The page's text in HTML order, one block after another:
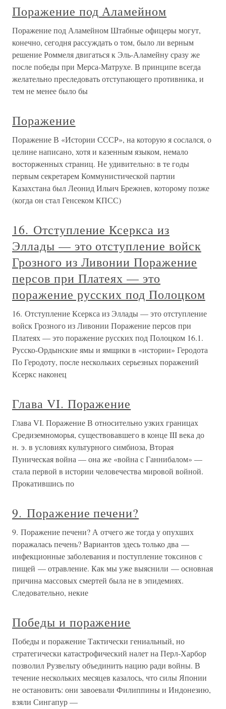
Поражение под Аламейном
Поражение под Аламейном Штабные офицеры могут,
конечно, сегодня рассуждать о том, было ли верным
решение Роммеля двигаться к Эль-Аламейну сразу же
после победы при Мерса-Матрухе. В принципе всегда
желательно преследовать отступающего противника, и
тем не менее было бы
Поражение
Поражение В «Истории СССР», на которую я сослался, о
целине написано, хотя и казенным языком, немало
восторженных страниц. Не удивительно: в те годы
первым секретарем Коммунистической партии
Казахстана был Леонид Ильич Брежнев, которому позже
(когда он стал Генсеком КПСС)
16. Отступление Ксеркса из
Эллады — это отступление войск
Грозного из Ливонии Поражение
персов при Платеях — это
поражение русских под Полоцком
16. Отступление Ксеркса из Эллады — это отступление
войск Грозного из Ливонии Поражение персов при
Платеях — это поражение русских под Полоцком 16.1.
Русско-Ордынские ямы и ямщики в «истории» Геродота
По Геродоту, после нескольких серьезных поражений
Ксеркс наконец
Глава VI. Поражение
Глава VI. Поражение В относительно узких границах
Средиземноморья, существовавшего в конце III века до
н. э. в условиях культурного симбиоза, Вторая
Пуническая война — она же «война с Ганнибалом» —
стала первой в истории человечества мировой войной.
Прокатившись по
9. Поражение печени?
9. Поражение печени? А отчего же тогда у опухших
поражалась печень? Вариантов здесь только два —
инфекционные заболевания и поступление токсинов с
пищей — отравление. Как мы уже выяснили — основная
причина массовых смертей была не в эпидемиях.
Следовательно, некие
Победы и поражение
Победы и поражение Тактически гениальный, но
стратегически катастрофический налет на Перл-Харбор
позволил Рузвельту объединить нацию ради войны. В
течение нескольких месяцев казалось, что силы Японии
не остановить: они завоевали Филиппины и Индонезию,
взяли Сингапур —